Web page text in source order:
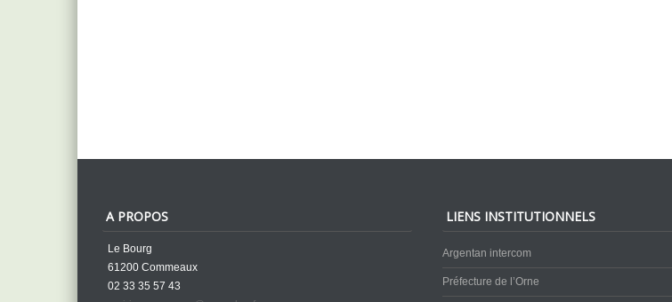
A PROPOS
Le Bourg
61200 Commeaux
02 33 35 57 43
LIENS INSTITUTIONNELS
Argentan intercom
Préfecture de l’Orne